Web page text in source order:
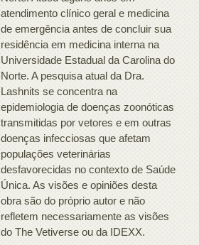
atendimento clínico geral e medicina
de emergência antes de concluir sua
residência em medicina interna na
Universidade Estadual da Carolina do
Norte. A pesquisa atual da Dra.
Lashnits se concentra na
epidemiologia de doenças zoonóticas
transmitidas por vetores e em outras
doenças infecciosas que afetam
populações veterinárias
desfavorecidas no contexto de Saúde
Única. As visões e opiniões desta
obra são do próprio autor e não
refletem necessariamente as visões
do The Vetiverse ou da IDEXX.